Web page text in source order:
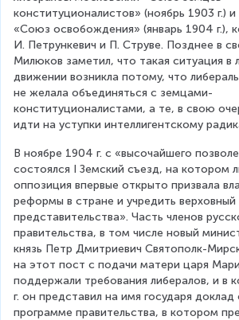
конституционалистов» (ноябрь 1903 г.) и
«Союз освобождения» (январь 1904 г.),
И. Петрункевич и П. Струве. Позднее в
Милюков заметил, что такая ситуация в
движении возникла потому, что
не желала объединяться с земцами-
конституционалистами, а те, в свою
идти на уступки интеллигентскому
В ноябре 1904 г. с «высочайшего
состоялся I Земский съезд, на котором
оппозиция впервые открыто призвала
реформы в стране и учредить верховный
представительства». Часть членов
правительства, в том числе новый
князь Петр Дмитриевич Святополк-
на этот пост с подачи матери царя
поддержали требования либералов, и в
г. он представил на имя государя
программе правительства, в котором